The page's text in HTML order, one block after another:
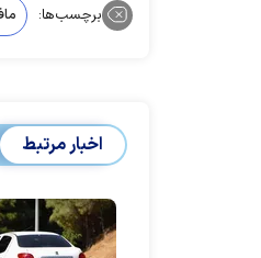
برچسب‌ها:
اخبار مرتبط